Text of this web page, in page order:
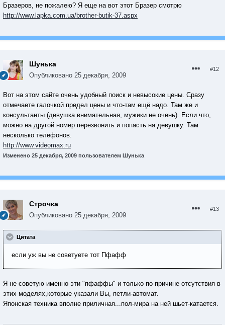
Бразеров, не пожалею? Я еще на вот этот Бразер смотрю
http://www.lapka.com.ua/brother-butik-37.aspx
Шунька
Опубликовано 25 декабря, 2009
#12
Вот на этом сайте очень удобный поиск и невысокие цены. Сразу
отмечаете галочкой предел цены и что-там ещё надо. Там же и
консультанты (девушка внимательная, мужики не очень). Если что,
можно на другой номер перезвонить и попасть на девушку. Там
несколько телефонов.
http://www.videomax.ru
Изменено 25 декабря, 2009 пользователем Шунька
Строчка
Опубликовано 25 декабря, 2009
#13
Цитата
если уж вы не советуете тот Пфафф
Я не советую именно эти "пфаффы" и только по причине отсутствия в
этих моделях,которые указали Вы, петли-автомат.
Японская техника вполне приличная...пол-мира на ней шьет-катается.